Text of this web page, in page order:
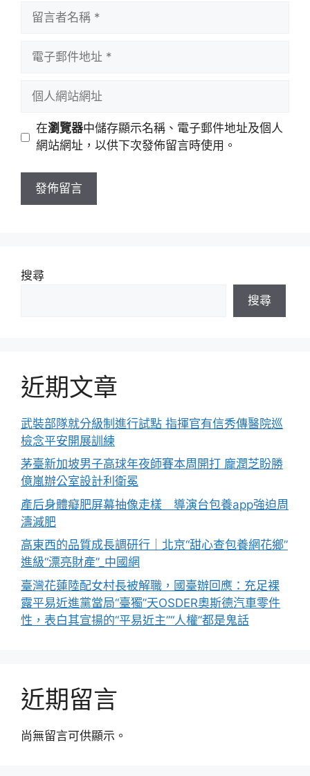
址
站
址
在瀏覽器中儲存顯示名稱、電子郵件地址及個人
網站網址，以供下次發佈留言時使用。
搜尋
搜尋
近期文章
武裝部隊就分級制進行試點 指揮官有信秀傳醫院巡
檢念平安開展訓練
茅臺新加坡男子高球年夜師賽本周開打 龐潤芝盼勝
億嵐辦公室設計利衛冕
產后身體癡肥屏幕抽像走樣 導演台包養app強迫周
濤減肥
高東西的品質成長調研行｜北京“甜心查包養網花鄉”
進級“漂亮財產”_中國網
臺灣花蓮陸配女村長被解職，國臺辦回應：充足裸
露平易近進黨當局“臺獨”天OSDER奧斯德汽車零件
性，表白其宣揚的“平易近主”“人權”都是鬼話
近期留言
尚無留言可供顯示。